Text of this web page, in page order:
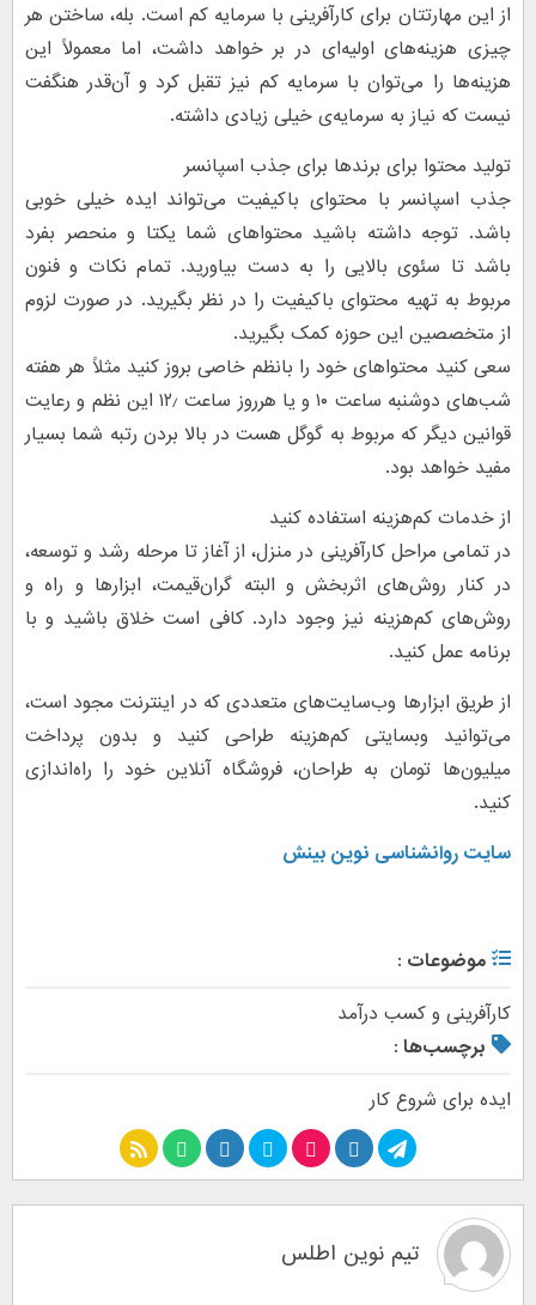
از این مهارتتان برای کارآفرینی با سرمایه کم است. بله، ساختن هر
چیزی هزینه‌های اولیه‌ای در بر خواهد داشت، اما معمولاً این
هزینه‌ها را می‌توان با سرمایه کم نیز تقبل کرد و آن‌قدر هنگفت
نیست که نیاز به سرمایه‌ی خیلی زیادی داشته.
تولید محتوا برای برندها برای جذب اسپانسر
جذب اسپانسر با محتوای باکیفیت می‌تواند ایده خیلی خوبی
باشد. توجه داشته باشید محتواهای شما یکتا و منحصر بفرد
باشد تا سئوی بالایی را به دست بیاورید. تمام نکات و فنون
مربوط به تهیه محتوای باکیفیت را در نظر بگیرید. در صورت لزوم
از متخصصین این حوزه کمک بگیرید.
سعی کنید محتواهای خود را بانظم خاصی بروز کنید مثلاً هر هفته
شب‌های دوشنبه ساعت ۱۰ و یا هرروز ساعت ۱۲٫ این نظم و رعایت
قوانین دیگر که مربوط به گوگل هست در بالا بردن رتبه شما بسیار
مفید خواهد بود.
از خدمات کم‌هزینه استفاده کنید
در تمامی مراحل کارآفرینی در منزل، از آغاز تا مرحله رشد و توسعه،
در کنار روش‌های اثربخش و البته گران‌قیمت، ابزارها و راه ‌و
روش‌های کم‌هزینه نیز وجود دارد. کافی است خلاق باشید و با
برنامه عمل کنید.
از طریق ابزارها وب‌سایت‌های متعددی که در اینترنت مجود است،
می‌توانید وبسایتی کم‌هزینه طراحی کنید و بدون پرداخت
میلیون‌ها تومان به طراحان، فروشگاه آنلاین خود را راه‌اندازی
کنید.
سایت روانشناسی نوین بینش
موضوعات :
کارآفرینی و کسب درآمد
برچسب‌ها :
ایده برای شروع کار
تیم نوین اطلس